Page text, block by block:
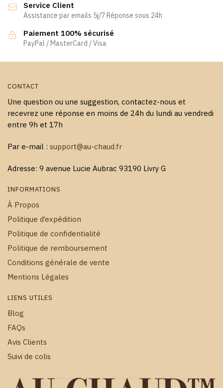
choisies
sur
la
page
Service Client
Assistance par emails 5j/7 Réponse sous 24h
Paiement 100% sécurisé
PayPal / MasterCard / Visa
CONTACT
Une question ou une suggestion, contactez-nous et
recevrez une réponse en moins de 24h du lundi au vendredi
entre 9h et 17h
Par e-mail : support@au-chaud.fr
Adresse: 9 avenue Lucie Aubrac 93190 Livry G
INFORMATIONS
À Propos
Politique d’expédition
Politique de confidentialité
Politique de remboursement
Conditions générale de vente
Mentions Légales
LIENS UTILES
Blog
FAQs
Avis Clients
Suivi de colis